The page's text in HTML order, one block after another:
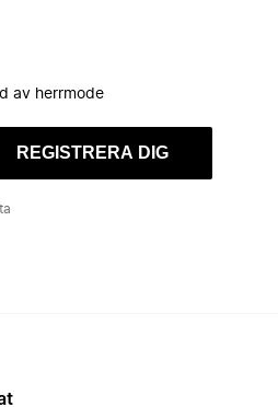
av herrmode
REGISTRERA DIG